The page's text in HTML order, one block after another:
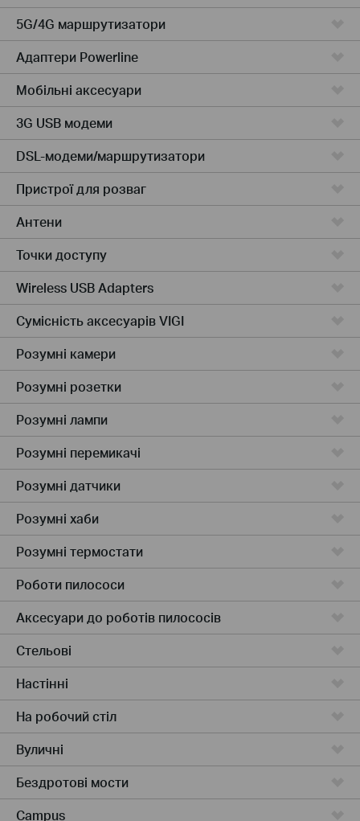
5G/4G маршрутизатори
Адаптери Powerline
Мобiльнi аксесуари
3G USB модеми
DSL-модеми/маршрутизатори
Пристрої для розваг
Антени
Точки доступу
Wireless USB Adapters
Сумісність аксесуарів VIGI
Розумні камери
Розумні розетки
Розумнi лампи
Розумні перемикачі
Розумні датчики
Розумні хаби
Розумні термостати
Роботи пилососи
Аксесуари до роботів пилососів
Стельові
Настінні
На робочий стіл
Вуличні
Бездротові мости
Campus